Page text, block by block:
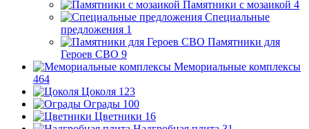
Памятники с мозаикой 4
Специальные
предложения 1
Памятники для
Героев СВО 9
Мемориальные комплексы
464
Цоколя 123
Ограды 100
Цветники 16